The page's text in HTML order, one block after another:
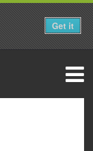
Get it